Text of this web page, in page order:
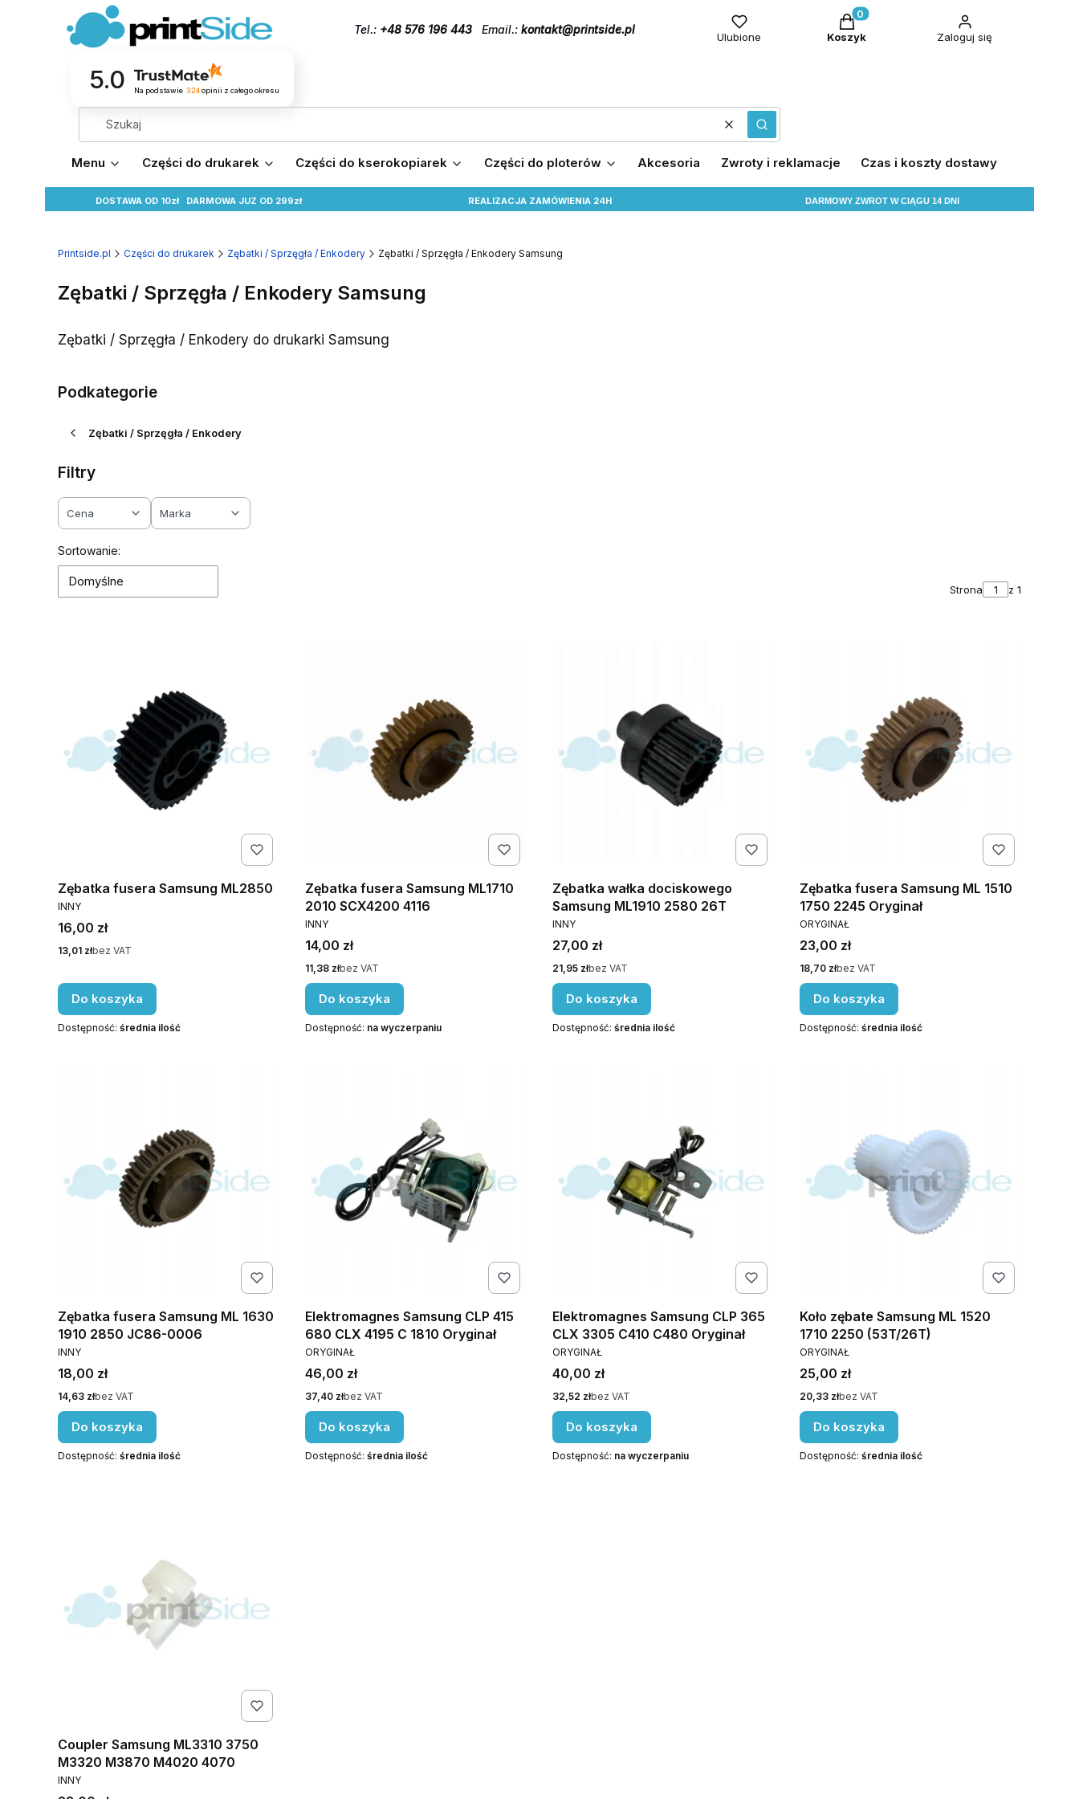
Tel.:+48 576 196 443 Email.:kontakt@printside.pl
Ulubione
Produkty w koszyku: 0. Zobacz
Koszyk Zaloguj się
5.0 Na podstawie 324opinii z całego okresu
WyczyśćSzukaj
Menu Części do drukarek Części do kserokopiarek Części do ploterów Akcesoria Zwroty i reklamacje Czas i koszty dostawy
DOSTAWA OD 10zł DARMOWAJUZ OD 299zł REALIZACJA ZAMÓWIENIA 24H DARMOWY ZWROT W CIĄGU 14 DNI
Printside.pl Części do drukarek Zębatki / Sprzęgła / Enkodery Zębatki / Sprzęgła / Enkodery Samsung
Zębatki / Sprzęgła / Enkodery Samsung
Zębatki / Sprzęgła / Enkodery do drukarki Samsung
Podkategorie
Zębatki / Sprzęgła / Enkodery
Filtry
Cena Marka
Koniec filtrów
Lista produktów
Sortowanie:
Domyślne
Strona z 1
Zębatka fusera Samsung ML2850
PRODUCENT
INNY
Cena
16,00 zł
Cena
13,01 złbez VAT
Do koszyka
Dostępność: średnia ilość
Zębatka fusera Samsung ML1710
2010 SCX4200 4116
PRODUCENT
INNY
Cena
14,00 zł
Cena
11,38 złbez VAT
Do koszyka
Dostępność: na wyczerpaniu
Zębatka wałka dociskowego
Samsung ML1910 2580 26T
PRODUCENT
INNY
Cena
27,00 zł
Cena
21,95 złbez VAT
Do koszyka
Dostępność: średnia ilość
Zębatka fusera Samsung ML 1510
1750 2245 Oryginał
PRODUCENT
ORYGINAŁ
Cena
23,00 zł
Cena
18,70 złbez VAT
Do koszyka
Dostępność: średnia ilość
Zębatka fusera Samsung ML 1630
1910 2850 JC86-0006
PRODUCENT
INNY
Cena
18,00 zł
Cena
14,63 złbez VAT
Do koszyka
Dostępność: średnia ilość
Elektromagnes Samsung CLP 415
680 CLX 4195 C 1810 Oryginał
PRODUCENT
ORYGINAŁ
Cena
46,00 zł
Cena
37,40 złbez VAT
Do koszyka
Dostępność: średnia ilość
Elektromagnes Samsung CLP 365
CLX 3305 C410 C480 Oryginał
PRODUCENT
ORYGINAŁ
Cena
40,00 zł
Cena
32,52 złbez VAT
Do koszyka
Dostępność: na wyczerpaniu
Koło zębate Samsung ML 1520
1710 2250 (53T/26T)
PRODUCENT
ORYGINAŁ
Cena
25,00 zł
Cena
20,33 złbez VAT
Do koszyka
Dostępność: średnia ilość
Coupler Samsung ML3310 3750
M3320 M3870 M4020 4070
PRODUCENT
INNY